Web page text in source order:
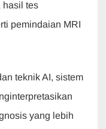
hasil tes
pemindaian MRI
teknik AI, sistem
yang lebih